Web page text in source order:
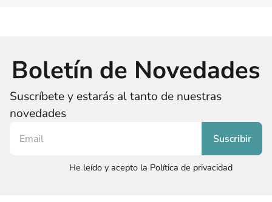
Boletín de Novedades
Suscríbete y estarás al tanto de nuestras
novedades
He leído y acepto la Política de privacidad